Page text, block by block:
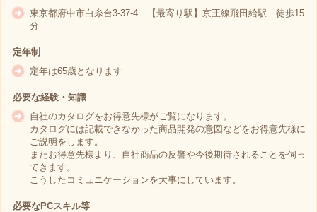
東京都府中市白糸台3-37-4 【最寄り駅】京王線飛田給駅 徒歩15
分
定年制
定年は65歳となります
必要な経験・知識
自社のカタログをお得意先様がご覧になります。
カタログには記載できなかった商品開発の意図などをお得意先様に
ご説明をします。
またお得意先様より、自社商品の反響や今後期待されることを伺っ
てきます。
こうしたコミュニケーションを大事にしています。
必要なPCスキル等